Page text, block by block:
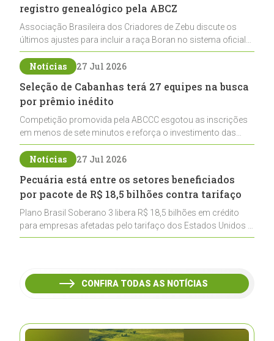
registro genealógico pela ABCZ
Associação Brasileira dos Criadores de Zebu discute os
últimos ajustes para incluir a raça Boran no sistema oficial
de registros, abrindo caminho para sua expansão na
pecuária nacional
Notícias 27 Jul 2026
Seleção de Cabanhas terá 27 equipes na busca
por prêmio inédito
Competição promovida pela ABCCC esgotou as inscrições
em menos de sete minutos e reforça o investimento das
cabanhas na seleção genética de Cavalos Crioulos voltados
ao laço
Notícias 27 Jul 2026
Pecuária está entre os setores beneficiados
por pacote de R$ 18,5 bilhões contra tarifaço
Plano Brasil Soberano 3 libera R$ 18,5 bilhões em crédito
para empresas afetadas pelo tarifaço dos Estados Unidos e
inclui a pecuária entre os setores estratégicos
CONFIRA TODAS AS NOTÍCIAS